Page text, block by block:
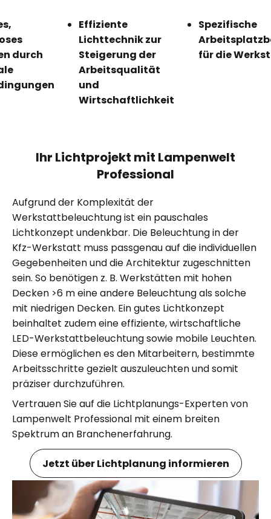
durch
Effiziente
Lichttechnik zur
Steigerung der
Arbeitsqualität
und
Wirtschaftlichkeit
Spezifische
für die
Ihr Lichtprojekt mit Lampenwelt
Professional
Aufgrund der Komplexität der
Werkstattbeleuchtung ist ein pauschales
Lichtkonzept undenkbar. Die Beleuchtung in der
Kfz-Werkstatt muss passgenau auf die individuellen
Gegebenheiten und die Architektur zugeschnitten
sein. So benötigen z. B. Werkstätten mit hohen
Decken >6 m eine andere Beleuchtung als solche
mit niedrigen Decken. Ein gutes Lichtkonzept
beinhaltet zudem eine effiziente, wirtschaftliche
LED-Werkstattbeleuchtung sowie mobile Leuchten.
Diese ermöglichen es den Mitarbeitern, bestimmte
Arbeitsschritte gezielt auszuleuchten und somit
präziser durchzuführen.
Vertrauen Sie auf die Lichtplanungs-Experten von
Lampenwelt Professional mit einem breiten
Spektrum an Branchenerfahrung.
Jetzt über Lichtplanung informieren